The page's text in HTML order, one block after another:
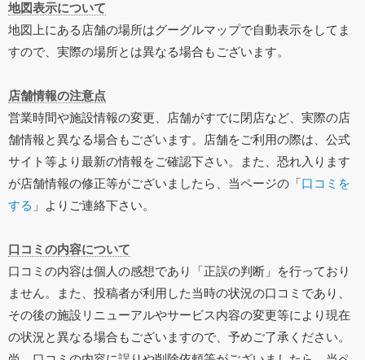
地図表示について
地図上にある店舗の場所はグーグルマップで自動表示をしてま
すので、実際の場所とは異なる場合もございます。
店舗情報の注意点
営業時間や施設情報の変更、店舗がすでに閉店など、実際の店
舗情報と異なる場合もございます。店舗をご利用の際は、公式
サイト等より最新の情報をご確認下さい。また、恐れ入ります
が店舗情報の修正等がございましたら、当ページの「口コミを
する 」よりご連絡下さい。
口コミの内容について
口コミの内容は個人の感想であり「正誤の判断」を行っており
ません。また、投稿者が利用した当時の状況の口コミであり、
その後の施設リニューアルやサービス内容の変更等により現在
の状況と異なる場合もございますので、予めご了承ください。